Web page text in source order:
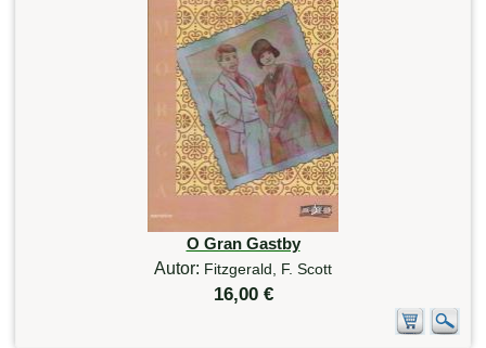
O Gran Gastby
Autor: Fitzgerald, F. Scott
16,00 €